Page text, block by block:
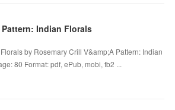
Pattern: Indian Florals
by Rosemary Crill V&amp;A Pattern: Indian
80 Format: pdf, ePub, mobi, fb2 ...